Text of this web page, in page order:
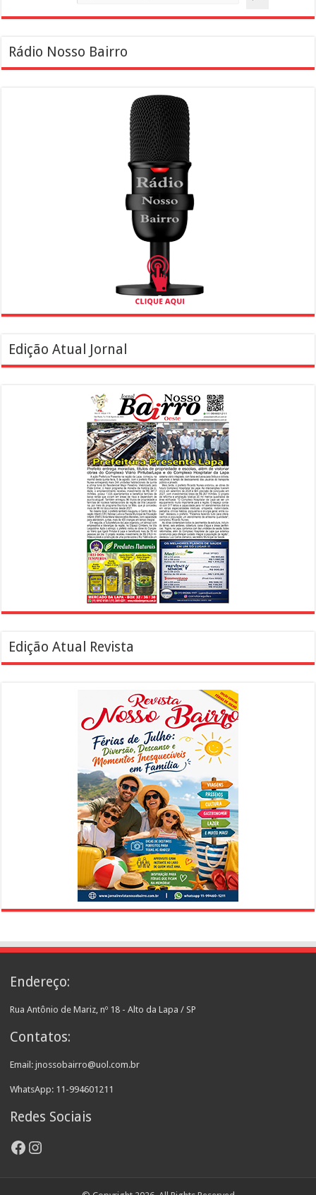
Rádio Nosso Bairro
Edição Atual Jornal
Edição Atual Revista
Endereço:
Rua Antônio de Mariz, nº 18 - Alto da Lapa / SP
Contatos:
Email: jnossobairro@uol.com.br
WhatsApp: 11-994601211
Redes Sociais
Facebook
Instagram